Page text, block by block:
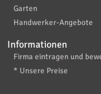
Garten
Handwerker-Angebote
Informationen
Firma eintragen und
* Unsere Preise